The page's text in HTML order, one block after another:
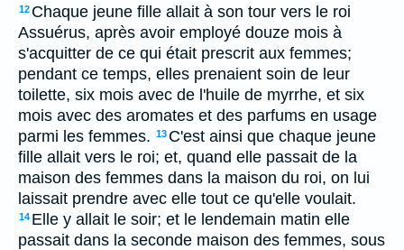
12 Chaque jeune fille allait à son tour vers le roi
Assuérus, après avoir employé douze mois à
s'acquitter de ce qui était prescrit aux femmes;
pendant ce temps, elles prenaient soin de leur
toilette, six mois avec de l'huile de myrrhe, et six
mois avec des aromates et des parfums en usage
parmi les femmes. 13 C'est ainsi que chaque jeune
fille allait vers le roi; et, quand elle passait de la
maison des femmes dans la maison du roi, on lui
laissait prendre avec elle tout ce qu'elle voulait.
14 Elle y allait le soir; et le lendemain matin elle
passait dans la seconde maison des femmes, sous